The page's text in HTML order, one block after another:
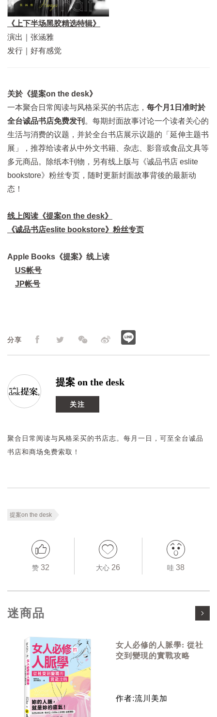
《上下半场黑胶精选特辑》
演出｜张涵雅
发行｜好有感觉
关於《提案on the desk》
一本聚合日常阅读与风格采买的书店志， 每个月1日准时於
全台诚品书店免费发刊 。每期封面故事讨论一个读者关心的
生活与消费的议题，并於全台书店展示议题的「延伸主题书
展」，推荐给读者从中外文书籍、杂志、影音或食品文具等
多元商品。除纸本刊物，另有线上版与《诚品书店 eslite
bookstore》粉丝专页，随时更新封面故事背後的最新动
态！
线上阅读《提案on the desk》
《诚品书店eslite bookstore》粉丝专页
Apple Books《提案》线上读
US帐号
JP帐号
分享
提案 on the desk
关注
聚合日常阅读与风格采买的书店志。每月一日，可至全台诚品
书店和商场免费索取！
提案on the desk
赞32 大心 26 哇38
迷商品
女人必修的人脈學: 從社
交到變現的實戰攻略
作者:流川美加